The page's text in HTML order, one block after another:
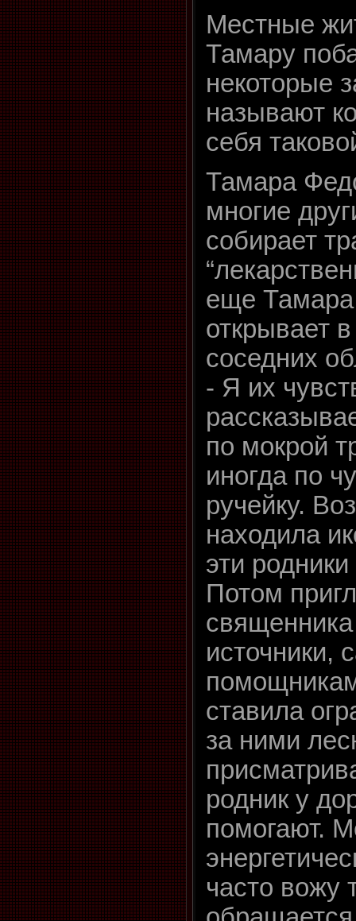
Местные
Тамару
некоторые
называют
себя
Тамара
многие
собирает
еще
открывает
соседних
- Я их
по мокрой
иногда по
ручейку.
находила
эти
Потом
священника
источники,
ставила
за ними
родник у
помогают.
часто вожу